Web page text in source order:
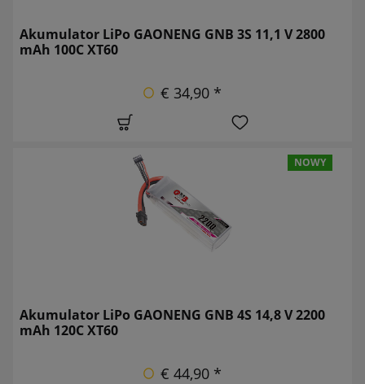
Akumulator LiPo GAONENG GNB 3S 11,1 V 2800
mAh 100C XT60
€ 34,90 *
NOWY
Akumulator LiPo GAONENG GNB 4S 14,8 V 2200
mAh 120C XT60
€ 44,90 *